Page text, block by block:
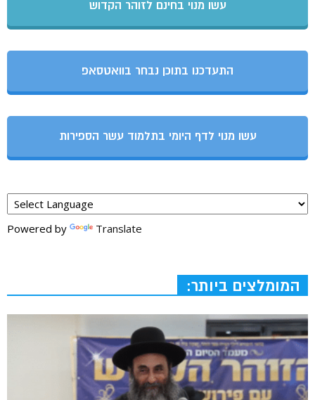
עשו מנוי בחינם לזוהר הקדוש
התעדכנו בתוכן נבחר בוואטסאפ
עשו מנוי לדף היומי בתלמוד עשר הספירות
Powered by Translate
המומלצים ביותר: